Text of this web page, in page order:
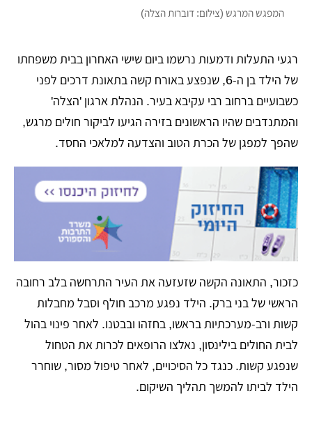
המפגש המרגש (צילום: דוברות הצלה)
רגעי התעלות ודמעות נרשמו ביום שישי האחרון בבית משפחתו
של הילד בן ה-6, שנפצע באורח קשה בתאונת דרכים לפני
כשבועיים ברחוב רבי עקיבא בעיר. הנהלת ארגון 'הצלה'
והמתנדבים שהיו הראשונים בזירה הגיעו לביקור חולים מרגש,
שהפך למפגן של הכרת הטוב והצדעה למלאכי החסד.
​כזכור, התאונה הקשה שזעזעה את העיר התרחשה בלב רחובה
הראשי של בני ברק. הילד נפגע מרכב חולף וסבל מחבלות
קשות ורב-מערכתיות בראשו, בחזהו ובבטנו. לאחר פינוי בהול
לבית החולים בילינסון, נאלצו הרופאים לכרות את הטחול
שנפגע קשות. כנגד כל הסיכויים, לאחר טיפול מסור, שוחרר
הילד לביתו להמשך תהליך השיקום.